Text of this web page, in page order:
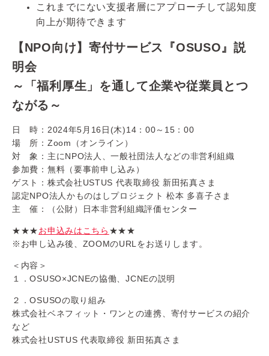
これまでにない支援者層にアプローチして認知度
向上が期待できます
【NPO向け】寄付サービス『OSUSO』説
明会
～「福利厚生」を通して企業や従業員とつ
ながる～
日 時：2024年5月16日(木)14：00～15：00
場 所：Zoom（オンライン）
対 象：主にNPO法人、一般社団法人などの非営利組織
参加費：無料（要事前申し込み）
ゲスト：株式会社USTUS 代表取締役 新田拓真さま
認定NPO法人かものはしプロジェクト 松本 多喜子さま
主 催：（公財）日本非営利組織評価センター
★★★お申込みはこちら ★★★
※お申し込み後、ZOOMのURLをお送りします。
＜内容＞
１．OSUSO×JCNEの協働、JCNEの説明
２．OSUSOの取り組み
株式会社ベネフィット・ワンとの連携、寄付サービスの紹介
など
株式会社USTUS 代表取締役 新田拓真さま